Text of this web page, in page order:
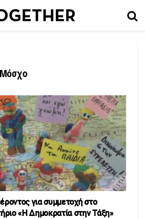
για συμμετοχή στο
«Η Δημοκρατία στην Τάξη»